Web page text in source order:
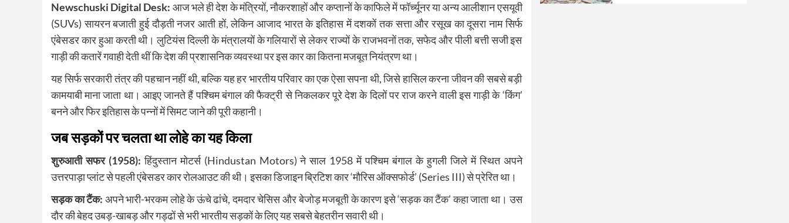
Newschuski Digital Desk: आज भले ही देश के मंत्रियों, नौकरशाहों और कप्तानों के काफिले में फॉर्च्यूनर या अन्य आलीशान एसयूवी
(SUVs) सायरन बजाती हुई दौड़ती नजर आती हों, लेकिन आजाद भारत के इतिहास में दशकों तक सत्ता और रसूख का दूसरा नाम सिर्फ
एंबेसडर कार हुआ करती थी। लुटियंस दिल्ली के मंत्रालयों के गलियारों से लेकर राज्यों के राजभवनों तक, सफेद और पीली बत्ती सजी इस
गाड़ी की कतारें गवाही देती थीं कि देश की प्रशासनिक व्यवस्था पर इस कार का कितना मजबूत नियंत्रण था।
यह सिर्फ सरकारी तंत्र की पहचान नहीं थी, बल्कि यह हर भारतीय परिवार का एक ऐसा सपना थी, जिसे हासिल करना जीवन की सबसे बड़ी
कामयाबी माना जाता था। आइए जानते हैं पश्चिम बंगाल की फैक्ट्री से निकलकर पूरे देश के दिलों पर राज करने वाली इस गाड़ी के ‘किंग’
बनने और फिर इतिहास के पन्नों में सिमट जाने की पूरी कहानी।
जब सड़कों पर चलता था लोहे का यह किला
शुरुआती सफर (1958): हिंदुस्तान मोटर्स (Hindustan Motors) ने साल 1958 में पश्चिम बंगाल के हुगली जिले में स्थित अपने
उत्तरपाड़ा प्लांट से पहली एंबेसडर कार रोलआउट की थी। इसका डिजाइन ब्रिटिश कार ‘मौरिस ऑक्सफोर्ड’ (Series III) से प्रेरित था।
सड़क का टैंक: अपने भारी-भरकम लोहे के ऊंचे ढांचे, दमदार चेसिस और बेजोड़ मजबूती के कारण इसे ‘सड़क का टैंक’ कहा जाता था। उस
दौर की बेहद उबड़-खाबड़ और गड्ढों से भरी भारतीय सड़कों के लिए यह सबसे बेहतरीन सवारी थी।